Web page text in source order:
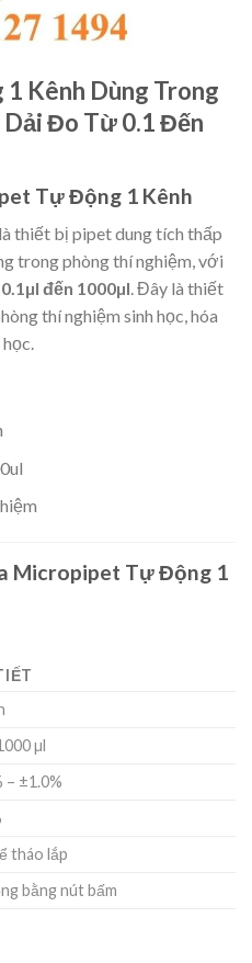
Kênh Dùng Trong
Đo Từ 0.1 Đến
Tự Động 1 Kênh
là thiết bị pipet dung tích thấp
trong phòng thí nghiệm, với
0.1µl đến 1000µl. Đây là thiết
thí nghiệm sinh học, hóa
Micropipet Tự Động 1
µl
– ±1.0%
tháo lắp
bằng nút bấm